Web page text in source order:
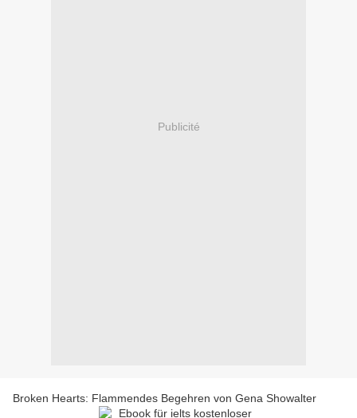
Publicité
Broken Hearts: Flammendes Begehren von Gena Showalter